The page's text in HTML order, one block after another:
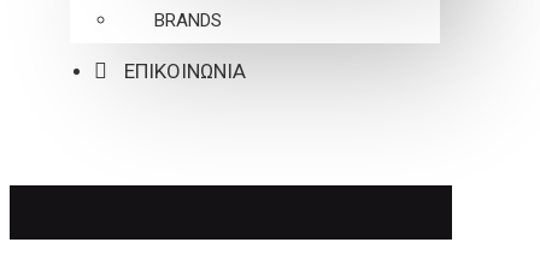
BRANDS
ΕΠΙΚΟΙΝΩΝΙΑ